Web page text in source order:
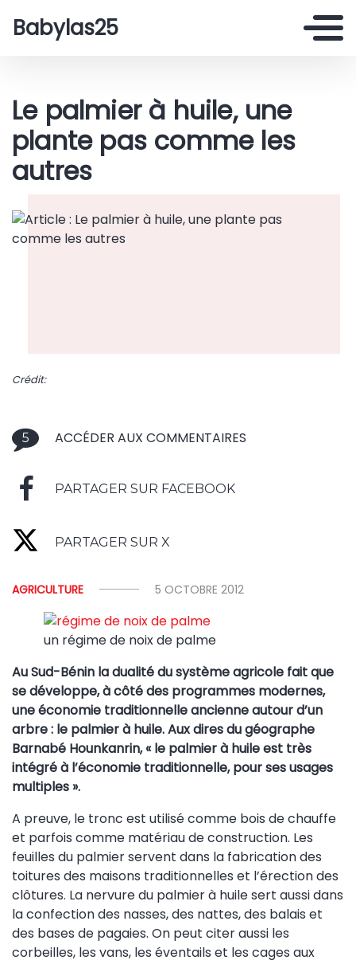
Babylas25
Le palmier à huile, une
plante pas comme les
autres
Crédit:
5 ACCÉDER AUX COMMENTAIRES
PARTAGER SUR FACEBOOK
PARTAGER SUR X
AGRICULTURE 5 OCTOBRE 2012
un régime de noix de palme
Au Sud-Bénin la dualité du système agricole fait que
se développe, à côté des programmes modernes,
une économie traditionnelle ancienne autour d’un
arbre : le palmier à huile. Aux dires du géographe
Barnabé Hounkanrin, « le palmier à huile est très
intégré à l’économie traditionnelle, pour ses usages
multiples ».
A preuve, le tronc est utilisé comme bois de chauffe
et parfois comme matériau de construction. Les
feuilles du palmier servent dans la fabrication des
toitures des maisons traditionnelles et l’érection des
clôtures. La nervure du palmier à huile sert aussi dans
la confection des nasses, des nattes, des balais et
des bases de pagaies. On peut citer aussi les
corbeilles, les vans, les éventails et les cages aux